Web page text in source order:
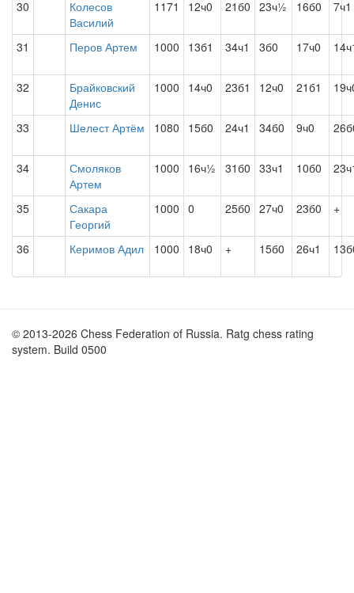
30
Колесов
Василий
1171 12ч0 21б0 23ч½ 16б0 7ч1
31 Перов Артем 1000 13б1 34ч1 3б0 17ч0
32
Брайковский
Денис
1000 14ч0 23б1 12ч0 21б1
33 Шелест Артём 1080 15б0 24ч1 34б0 9ч0
34
Смоляков
Артем
1000 16ч½ 31б0 33ч1 10б0
35
Сакара
Георгий
1000 0 25б0 27ч0 23б0 +
36 Керимов Адил 1000 18ч0 + 15б0 26ч1
© 2013-2026 Chess Federation of Russia. Ratg chess rating
system. Build 0500